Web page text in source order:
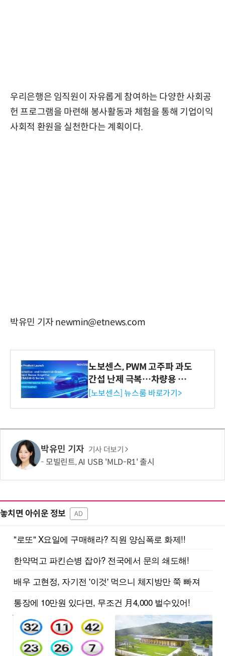
우리은행은 임직원이 자유롭게 참여하는 다양한 사회공
헌 프로그램을 마련해 봉사활동과 체험을 통해 기업이익
사회적 환원을 실천한다는 계획이다.
박유민 기자 newmin@etnews.com
노보센스, PWM 고주파 과도
간섭 난제 극복…차량용 전
류 감지 증폭기
[노보센스] 뉴스룸 바로가기>
박유민 기자 기사 더보기
모빌린트, AI USB 'MLD-R1' 출시
놓치면 아쉬운 정보 AD